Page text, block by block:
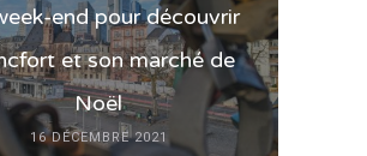
end pour découvrir
et son marché de
Noël
16 DÉCEMBRE 2021